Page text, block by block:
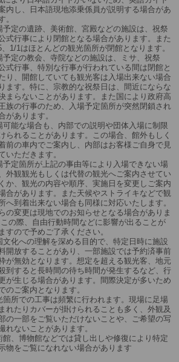
内し、日本語現地添乗係員が説明する場合があ
。
予定の遺跡、美術館、宮殿などの施設は、祝祭
式行事により閉館となる場合があります。また
、1/1はほとんどの観光箇所が閉館となります。
予定の教会、寺院などの施設は、ミサ、祝祭
式行事、特別な行事が行われている間は閉館と
り、開館していても観光客は入場出来ない場合
ます。特に、宗教的な祝祭日は、間近にならな
まらないことがあります。また国により政府高
族の行事のため、入場予定箇所が突然閉鎖され
があります。
可能な場合も、内部での説明や団体入場に制限
られることがあります。この場合、館外もしく
前の車内でご案内し、内部はお客様ご自身で見
いただきます。
予定箇所が上記の事由等により入場できない場
外観観光もしくは代替の観光へご案内させてい
か、観光の内容や順序、実施日を変更しご案内
合があります。また天候やストライキなどで観
へ到着出来ない場合も同様に対応いたします。
の変更は現地でのお知らせとなる場合がありま
の際、自由行動時間などに影響が出ることが
すので予めご了承ください。
文化への理解を深める目的で、特定日時に施設
開放することがあり、一部施設では予約済事前
が無効となります。想定を超える観光客、地元
到すると長時間の待ち時間が発生するなど、行
が生じる場合があります。間際決定が多いため
のご案内となります。
箇所での工事は頻繁に行われます。現場に足場
れたりカバーが掛けられることも多く、外観及
の一部をご覧いただけないことや、ご希望の写
れないことがあります。
館、博物館などでは貸し出しや修復により特定
物をご覧になれない場合があります